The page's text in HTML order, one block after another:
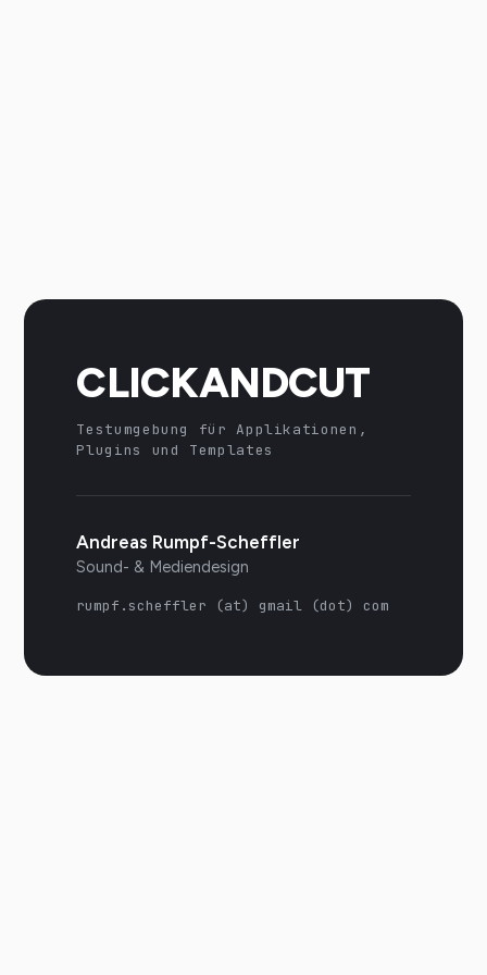
CLICKANDCUT
Testumgebung für Applikationen,
Plugins und Templates
Andreas Rumpf-Scheffler
Sound- & Mediendesign
rumpf.scheffler (at) gmail (dot) com